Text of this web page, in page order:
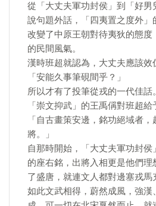
從「大丈夫軍功封侯」到「好男
說句題外話，「四夷置之度外」
改變了中原王朝對待夷狄的態度
的民間風氣。
漢時班超就認為，大丈夫應該效
「安能久事筆硯間乎？」
所以才有了投筆從戎的一代佳話
「崇文抑武」的王禹偁對班超給
「自古畫策安邊，銘功絕域者
將。」
自那時開始，「大丈夫軍功封
的座右銘，出將入相更是他們理
了盛唐，就連文人都對邊塞戎馬
如此文武相得，蔚然成風，強漢